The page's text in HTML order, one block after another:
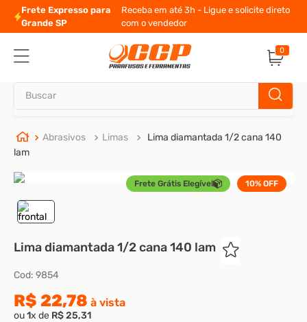
Frete Expresso para
Grande SP
Receba em até 3h - Ligue e solicite direto
com o vendedor
0
Abrasivos Limas
Lima diamantada 1/2 cana 140
lam
Frete Grátis Elegível 10% OFF
Lima diamantada 1/2 cana 140 lam
Cod: 9854
R$ 22,78 à vista
ou1x de R$25,31
TERMOS MAIS BUSCADOS
3
6º
arruela
7º
parafuso madeira